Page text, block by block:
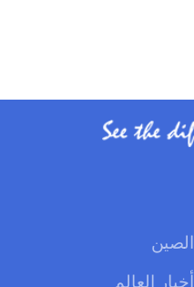
الصين
أخبار العالم